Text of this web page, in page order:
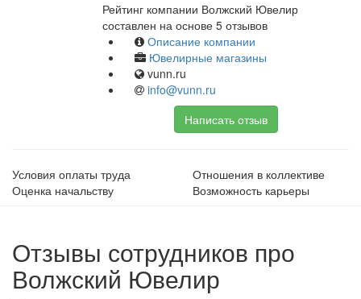
Рейтинг компании Волжский Ювелир
составлен на основе 5 отзывов
Описание компании
Ювелирные магазины
vunn.ru
info@vunn.ru
Написать отзыв
Условия оплаты труда
Отношения в коллективе
Оценка начальству
Возможность карьеры
Отзывы сотрудников про
Волжский Ювелир